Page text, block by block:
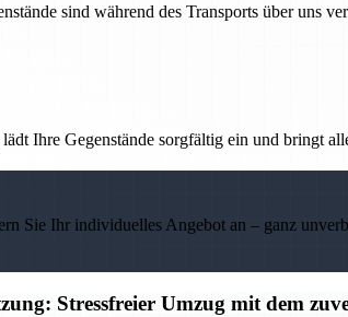
sind während des Transports über uns
Ihre Gegenstände sorgfältig ein und bringt
Sie Ihr individuelles Angebot an – ganz
Stressfreier Umzug mit dem